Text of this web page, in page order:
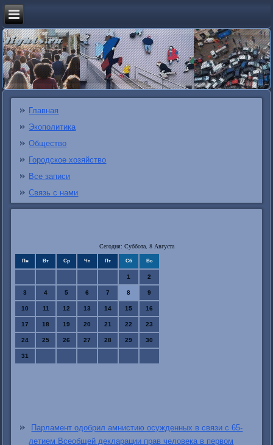
Главная
Экополитика
Общество
Городское хозяйство
Все записи
Связь с нами
Сегодня: Суббота, 8 Августа
Пн Вт Ср Чт Пт Сб Вс
1 2
3 4 5 6 7 8 9
10 11 12 13 14 15 16
17 18 19 20 21 22 23
24 25 26 27 28 29 30
31
Парламент одобрил амнистию осужденных в связи с 65-
летием Всеобщей декларации прав человека в первом